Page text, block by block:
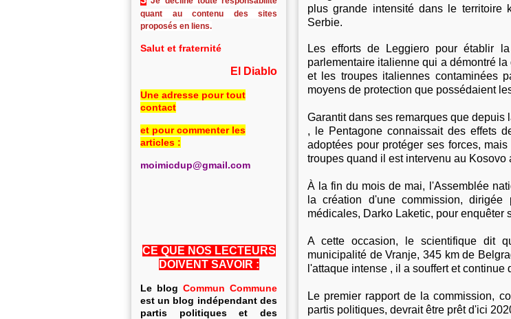
quant au contenu des sites
proposés en liens.
Salut et fraternité
El Diablo
Une adresse pour tout
contact
et pour commenter les
articles :
moimicdup@gmail.com
CE QUE NOS LECTEURS
DOIVENT SAVOIR :
Le blog Commun Commune
est un blog indépendant des
partis politiques et des
plus grande intensité dans le territoire
Serbie.
Les efforts de Leggiero pour établir
parlementaire italienne qui a démontré
et les troupes italiennes contaminées
moyens de protection que possédaient
Garantit dans ses remarques que
, le Pentagone connaissait des effets
adoptées pour protéger ses forces,
troupes quand il est intervenu au Kosovo
À la fin du mois de mai, l'Assemblée
la création d'une commission,
médicales, Darko Laketic, pour enquêter
A cette occasion, le scientifique dit
municipalité de Vranje, 345 km de
l'attaque intense , il a souffert et
Le premier rapport de la commission,
partis politiques, devrait être prêt d'ici